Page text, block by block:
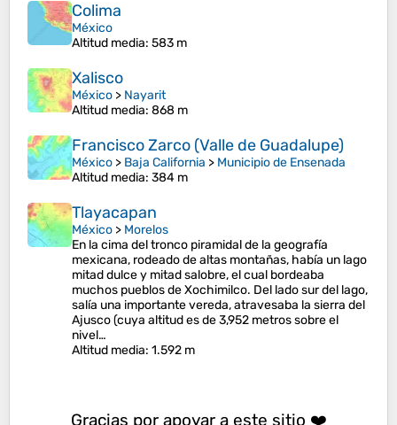
Colima
México
Altitud media: 583 m
Xalisco
México > Nayarit
Altitud media: 868 m
Francisco Zarco (Valle de Guadalupe)
México > Baja California > Municipio de Ensenada
Altitud media: 384 m
Tlayacapan
México > Morelos
En la cima del tronco piramidal de la geografía
mexicana, rodeado de altas montañas, había un lago
mitad dulce y mitad salobre, el cual bordeaba
muchos pueblos de Xochimilco. Del lado sur del lago,
salía una importante vereda, atravesaba la sierra del
Ajusco (cuya altitud es de 3,952 metros sobre el
nivel…
Altitud media: 1.592 m
Gracias por apoyar a este sitio ❤️